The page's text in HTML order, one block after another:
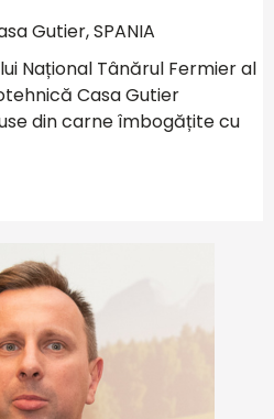
Gutier, SPANIA
Național Tânărul Fermier al
Casa Gutier
din carne îmbogățite cu